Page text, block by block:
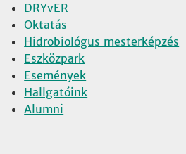
DRYvER
Oktatás
Hidrobiológus mesterképzés
Eszközpark
Események
Hallgatóink
Alumni